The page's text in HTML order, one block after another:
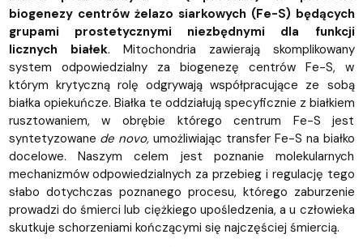
biogenezy centrów żelazo siarkowych (Fe-S) będących
grupami prostetycznymi niezbędnymi dla funkcji
licznych białek. Mitochondria zawierają skomplikowany
system odpowiedzialny za biogenezę centrów Fe-S, w
którym krytyczną rolę odgrywają współpracujące ze sobą
białka opiekuńcze. Białka te oddziałują specyficznie z białkiem
rusztowaniem, w obrębie którego centrum Fe-S jest
syntetyzowane de novo, umożliwiając transfer Fe-S na białko
docelowe. Naszym celem jest poznanie molekularnych
mechanizmów odpowiedzialnych za przebieg i regulację tego
słabo dotychczas poznanego procesu, którego zaburzenie
prowadzi do śmierci lub ciężkiego upośledzenia, a u człowieka
skutkuje schorzeniami kończącymi się najczęściej śmiercią.